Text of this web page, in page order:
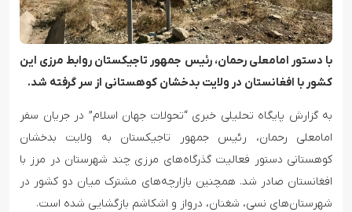
با دستور امامعلی رحمان، رئیس جمهور تاجیکستان روابط مرزی این
کشور با افغانستان در ولایت بدخشان کوهستانی از سر گرفته شد.
به گزارش پایگاه تحلیلی خبری “تحولات جهان اسلام” در جریان سفر
امامعلی رحمان، رئیس جمهور تاجیکستان به ولایت بدخشان
کوهستانی دستور فعالیت گذرگاه‌های مرزی چند شهرستان در مرز با
افغانستان صادر شد. همچنین بازارچه‌های مشترک میان دو کشور در
شهرستان‌های نسی، شغنان، درواز و اشکاشم بازگشایی شده است.